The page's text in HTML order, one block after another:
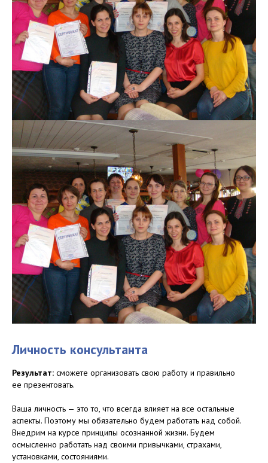
Личность консультанта
Результат: сможете организовать свою работу и правильно
ее презентовать.
Ваша личность — это то, что всегда влияет на все остальные
аспекты. Поэтому мы обязательно будем работать над собой.
Внедрим на курсе принципы осознанной жизни. Будем
осмысленно работать над своими привычками, страхами,
установками, состояниями.